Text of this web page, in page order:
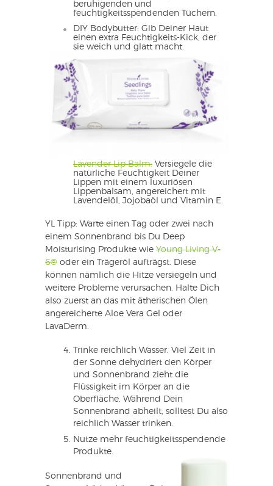
beruhigenden und
feuchtigkeitsspendenden Tüchern.
DIY Bodybutter: Gib Deiner Haut
einen extra Feuchtigkeits-Kick, der
sie weich und glatt macht.
Lavender Lip Balm: Versiegele die
natürliche Feuchtigkeit Deiner
Lippen mit einem luxuriösen
Lippenbalsam, angereichert mit
Lavendelöl, Jojobaöl und Vitamin E.
YL Tipp: Warte einen Tag oder zwei nach
einem Sonnenbrand bis Du Deep
Moisturising Produkte wie Young Living V-
6® oder ein Trägeröl aufträgst. Diese
können nämlich die Hitze versiegeln und
weitere Probleme verursachen. Halte Dich
also zuerst an das mit ätherischen Ölen
angereicherte Aloe Vera Gel oder
LavaDerm.
Trinke reichlich Wasser. Viel Zeit in
der Sonne dehydriert den Körper
und Sonnenbrand zieht die
Flüssigkeit im Körper an die
Oberfläche. Während Dein
Sonnenbrand abheilt, solltest Du also
reichlich Wasser trinken.
Nutze mehr feuchtigkeitsspendende
Produkte.
Sonnenbrand und